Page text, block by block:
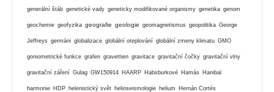
generální štáb genetické vady geneticky modifikované organismy genetika genom
geochemie geofyzika geografie geologie geomagnetismus geopolitika George
Jeffreys germáni globalizace globální oteplování globální zmeny klimatu GMO
goniometrické funkce grafen gravettien gravitace gravitační čočky gravitační vlny
gravitační záření Gulag GW150914 HAARP Habsburkové Hamás Hanibal
harmonie HDP helenistický svět helioseismologie helium Hernán Cortés